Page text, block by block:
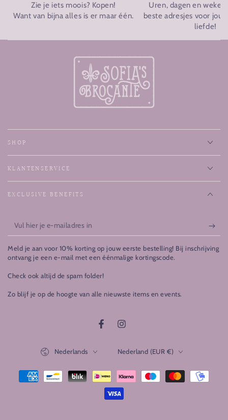
Zie je iets moois? Kopen!
Want van bijna alles is er maar één.
Uren, dagen en
beste adresjes voor jou
liefde!
SHOP
KLANTENSERVICE
EXCLUSIVE BENEFITS
Vul
hier
je
e-
Meld je aan voor 10% korting op jouw eerste bestelling! Bij inschrijving
ontvang je een e-mail met een éénmalige kortingscode.
Check ook altijd de spam folder!
Zo blijf je op de hoogte van alle nieuwste items en events.
FacebookInstagram
Nederlands Nederland (EUR €)
Betaalmethoden